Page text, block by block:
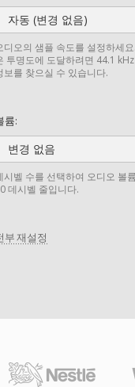
자동 (변경 없음)
디오의 샘플 속도를 설정하세
투명도에 도달하려면 44.1
보를 찾으실 수 있습니다.
륨:
변경 없음
시벨 수를 선택하여 오디오 볼
데시벨 줄입니다.
부 재설정